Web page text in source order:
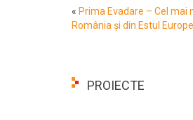
« Prima Evadare – Cel
România și din Estul
PROIECTE